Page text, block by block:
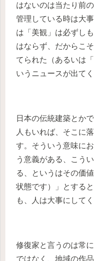
はないのは当たり前
管理している時は大
は「美観」は必ずし
はならず、だからこ
てられた（あるいは
いうニュースが出てく
日本の伝統建築とか
人もいれば、そこに
す。そういう意味に
う意義がある、こう
る、というはその価
状態です）」とする
も、人は大事にして
修復家と言うのは常
ではなく、地域の作